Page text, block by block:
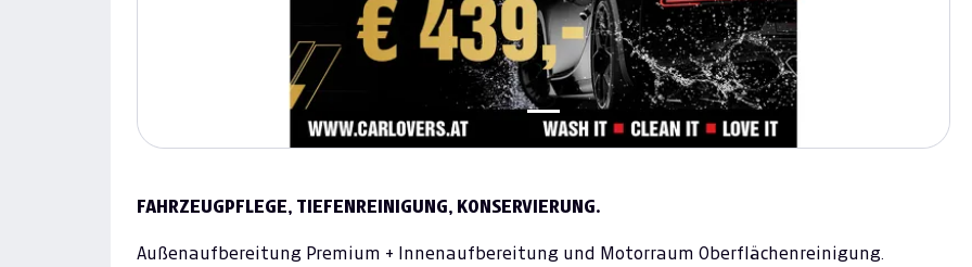
FAHRZEUGPFLEGE, TIEFENREINIGUNG, KONSERVIERUNG.
Außenaufbereitung Premium + Innenaufbereitung und Motorraum Oberflächenreinigung.